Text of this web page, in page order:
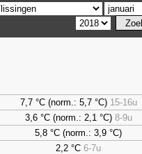
7,7 °C (norm.: 5,7 °C) 15-16u
3,6 °C (norm.: 2,1 °C) 8-9u
5,8 °C (norm.: 3,9 °C)
2,2 °C 6-7u